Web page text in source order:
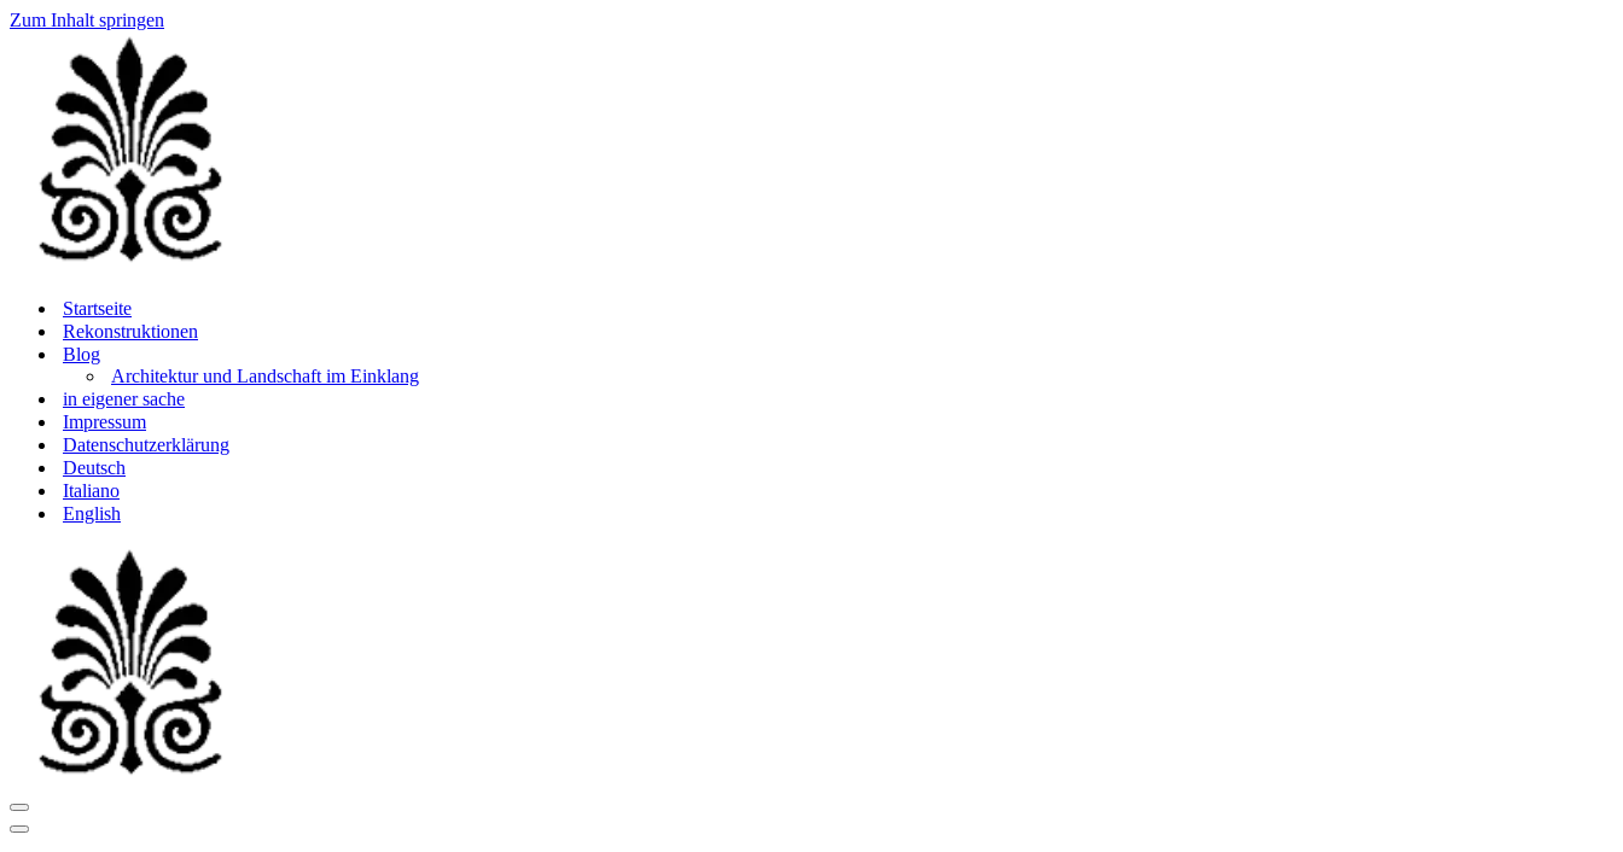
Zum Inhalt springen
Startseite
Rekonstruktionen
Blog
Architektur und Landschaft im Einklang
in eigener sache
Impressum
Datenschutzerklärung
Deutsch
Italiano
English
Navigationsmenü
Navigationsmenü